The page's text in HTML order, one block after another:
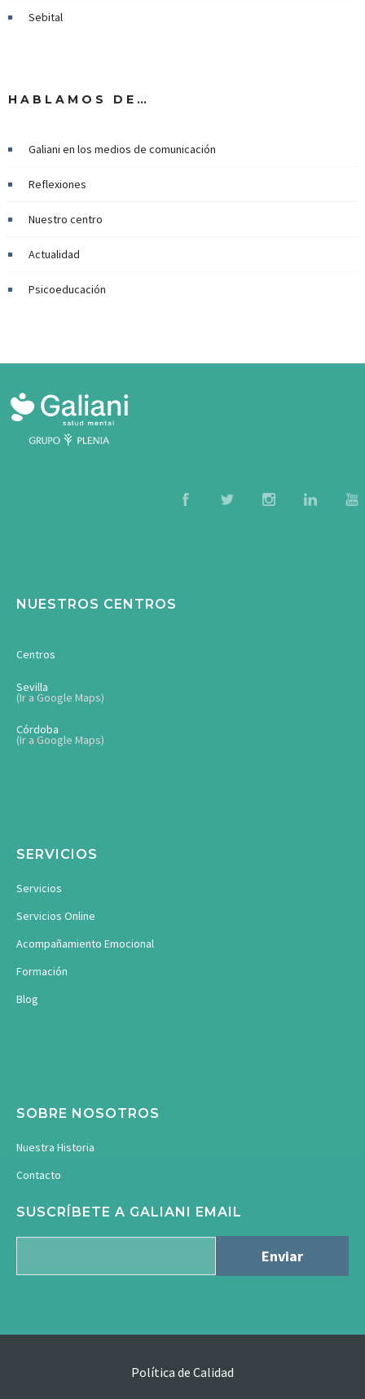
Sebital
HABLAMOS DE…
Galiani en los medios de comunicación
Reflexiones
Nuestro centro
Actualidad
Psicoeducación
NUESTROS CENTROS
Centros
Sevilla
(Ir a Google Maps)
Córdoba
(Ir a Google Maps)
SERVICIOS
Servicios
Servicios Online
Acompañamiento Emocional
Formación
Blog
SOBRE NOSOTROS
Nuestra Historia
Contacto
SUSCRÍBETE A GALIANI EMAIL
Política de Calidad